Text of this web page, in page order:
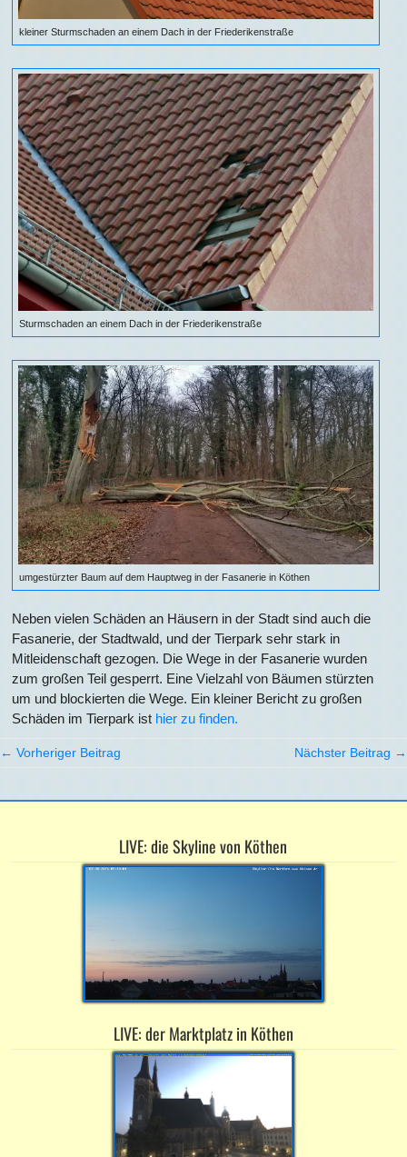
kleiner Sturmschaden an einem Dach in der Friederikenstraße
Sturmschaden an einem Dach in der Friederikenstraße
umgestürzter Baum auf dem Hauptweg in der Fasanerie in Köthen
Neben vielen Schäden an Häusern in der Stadt sind auch die
Fasanerie, der Stadtwald, und der Tierpark sehr stark in
Mitleidenschaft gezogen. Die Wege in der Fasanerie wurden
zum großen Teil gesperrt. Eine Vielzahl von Bäumen stürzten
um und blockierten die Wege. Ein kleiner Bericht zu großen
Schäden im Tierpark ist hier zu finden.
← Vorheriger Beitrag Nächster Beitrag →
LIVE: die Skyline von Köthen
LIVE: der Marktplatz in Köthen